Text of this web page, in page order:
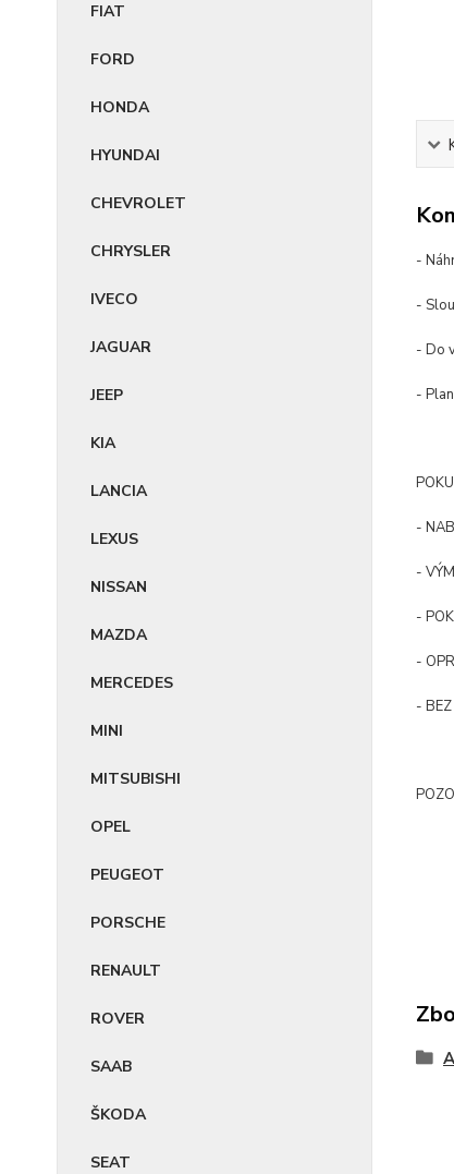
FIAT
FORD
HONDA
HYUNDAI
CHEVROLET
CHRYSLER
IVECO
JAGUAR
JEEP
KIA
LANCIA
LEXUS
NISSAN
MAZDA
MERCEDES
MINI
MITSUBISHI
OPEL
PEUGEOT
PORSCHE
RENAULT
ROVER
SAAB
ŠKODA
SEAT
-
-
- Do
-
-
-
-
-
-